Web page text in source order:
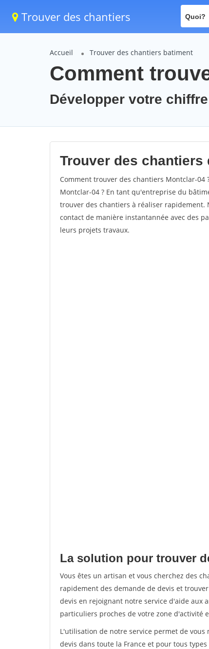
Trouver des chantiers Quoi?
Accueil Trouver des chantiers batiment
Comment
Développer votre
Trouver des
Comment trouver des chantiers Montclar-
Montclar-04 ? En tant qu'entreprise du
trouver des chantiers à réaliser
contact de manière instantannée avec des
leurs projets travaux.
La solution pour trouver
Vous êtes un artisan et vous cherchez des
rapidement des demande de devis et
devis en rejoignant notre service d'aide aux
particuliers proches de votre zone
L'utilisation de notre service permet de
devis dans toute la France et pour tous